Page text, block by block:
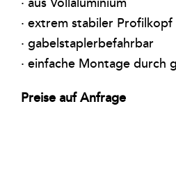
· extrem stabiler Profilkopf
· gabelstaplerbefahrbar
· einfache Montage durch
Preise auf Anfrage